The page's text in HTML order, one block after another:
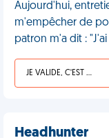
Aujourd'hui,
m'empêcher de
patron m'a dit :
JE VALIDE, C'EST UNE VDM
Headhunter